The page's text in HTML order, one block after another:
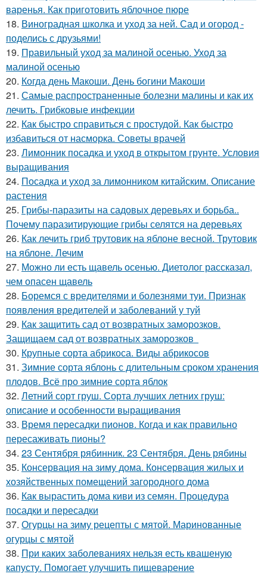
варенья. Как приготовить яблочное пюре
18. Виноградная школка и уход за ней. Сад и огород -
поделись с друзьями!
19. Правильный уход за малиной осенью. Уход за
малиной осенью
20. Когда день Макоши. День богини Макоши
21. Самые распространенные болезни малины и как их
лечить. Грибковые инфекции
22. Как быстро справиться с простудой. Как быстро
избавиться от насморка. Советы врачей
23. Лимонник посадка и уход в открытом грунте. Условия
выращивания
24. Посадка и уход за лимонником китайским. Описание
растения
25. Грибы-паразиты на садовых деревьях и борьба..
Почему паразитирующие грибы селятся на деревьях
26. Как лечить гриб трутовик на яблоне весной. Трутовик
на яблоне. Лечим
27. Можно ли есть щавель осенью. Диетолог рассказал,
чем опасен щавель
28. Боремся с вредителями и болезнями туи. Признак
появления вредителей и заболеваний у туй
29. Как защитить сад от возвратных заморозков.
Защищаем сад от возвратных заморозков
30. Крупные сорта абрикоса. Виды абрикосов
31. Зимние сорта яблонь с длительным сроком хранения
плодов. Всё про зимние сорта яблок
32. Летний сорт груш. Сорта лучших летних груш:
описание и особенности выращивания
33. Время пересадки пионов. Когда и как правильно
пересаживать пионы?
34. 23 Сентября рябинник. 23 Сентября. День рябины
35. Консервация на зиму дома. Консервация жилых и
хозяйственных помещений загородного дома
36. Как вырастить дома киви из семян. Процедура
посадки и пересадки
37. Огурцы на зиму рецепты с мятой. Маринованные
огурцы с мятой
38. При каких заболеваниях нельзя есть квашеную
капусту. Помогает улучшить пищеварение